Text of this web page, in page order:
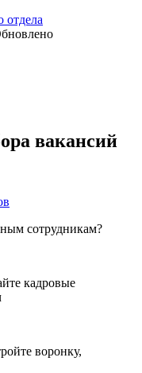
отдела
вакансий
сотрудникам?
кадровые
воронку,